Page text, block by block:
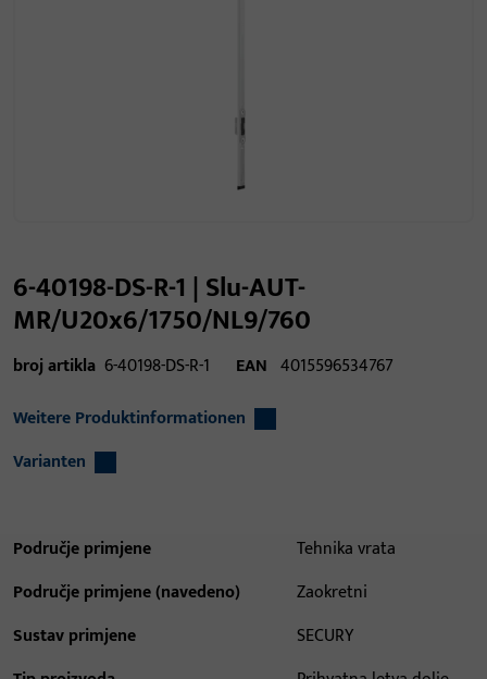
6-40198-DS-R-1 | Slu-AUT-
MR/U20x6/1750/NL9/760
broj artikla 6-40198-DS-R-1 EAN 4015596534767
Weitere Produktinformationen
Varianten
Područje primjene
Tehnika vrata
Područje primjene (navedeno)
Zaokretni
Sustav primjene
SECURY